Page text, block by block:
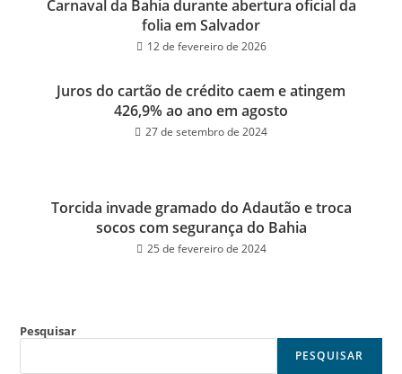
Carnaval da Bahia durante abertura oficial da
folia em Salvador
12 de fevereiro de 2026
Juros do cartão de crédito caem e atingem
426,9% ao ano em agosto
27 de setembro de 2024
Torcida invade gramado do Adautão e troca
socos com segurança do Bahia
25 de fevereiro de 2024
Pesquisar
PESQUISAR